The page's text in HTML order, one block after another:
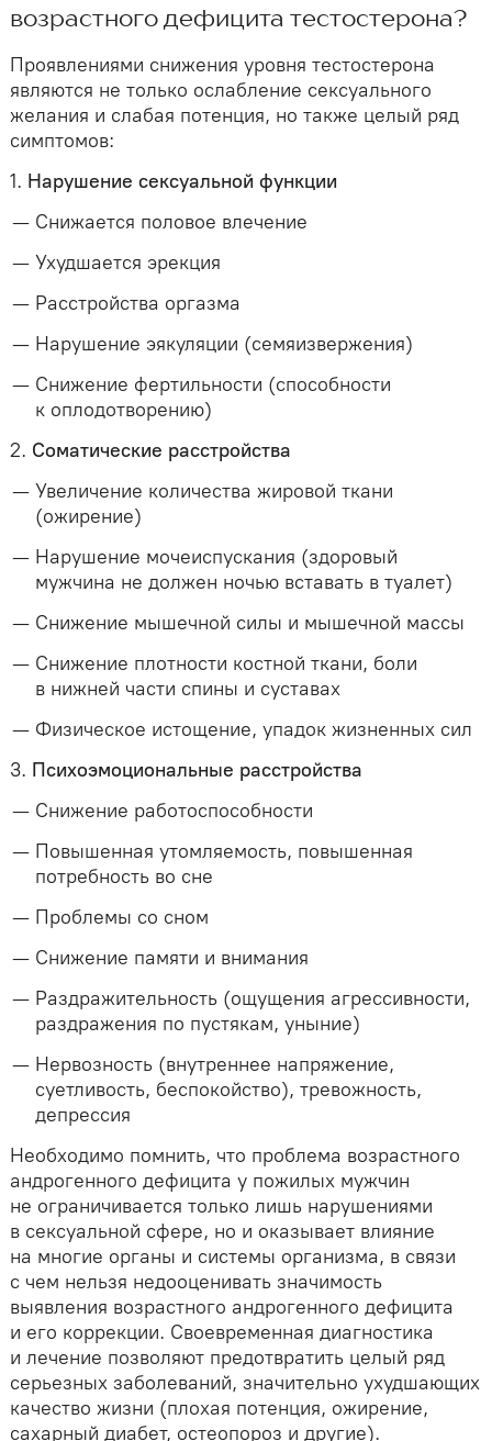
возрастного дефицита тестостерона?
Проявлениями снижения уровня тестостерона
являются не только ослабление сексуального
желания и слабая потенция, но также целый ряд
симптомов:
1. Нарушение сексуальной функции
Снижается половое влечение
Ухудшается эрекция
Расстройства оргазма
Нарушение эякуляции (семяизвержения)
Снижение фертильности (способности
к оплодотворению)
2. Соматические расстройства
Увеличение количества жировой ткани
(ожирение)
Нарушение мочеиспускания (здоровый
мужчина не должен ночью вставать в туалет)
Снижение мышечной силы и мышечной массы
Снижение плотности костной ткани, боли
в нижней части спины и суставах
Физическое истощение, упадок жизненных сил
3. Психоэмоциональные расстройства
Снижение работоспособности
Повышенная утомляемость, повышенная
потребность во сне
Проблемы со сном
Снижение памяти и внимания
Раздражительность (ощущения агрессивности,
раздражения по пустякам, уныние)
Нервозность (внутреннее напряжение,
суетливость, беспокойство), тревожность,
депрессия
Необходимо помнить, что проблема возрастного
андрогенного дефицита у пожилых мужчин
не ограничивается только лишь нарушениями
в сексуальной сфере, но и оказывает влияние
на многие органы и системы организма, в связи
с чем нельзя недооценивать значимость
выявления возрастного андрогенного дефицита
и его коррекции. Своевременная диагностика
и лечение позволяют предотвратить целый ряд
серьезных заболеваний, значительно ухудшающих
качество жизни (плохая потенция, ожирение,
сахарный диабет, остеопороз и другие).